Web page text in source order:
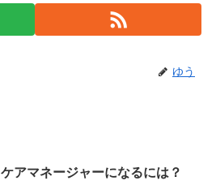
ゆう
ケアマネージャーになるには？